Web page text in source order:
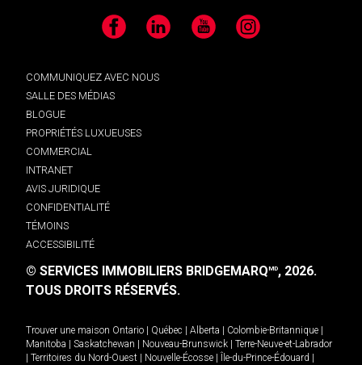
Facebook LinkedIn YouTube Instagram
COMMUNIQUEZ AVEC NOUS
SALLE DES MÉDIAS
BLOGUE
PROPRIÉTÉS LUXUEUSES
COMMERCIAL
INTRANET
AVIS JURIDIQUE
CONFIDENTIALITÉ
TÉMOINS
ACCESSIBILITÉ
© SERVICES IMMOBILIERS BRIDGEMARQMD, 2026.
TOUS DROITS RÉSERVÉS.
Trouver une maison Ontario Québec Alberta Colombie-Britannique
Manitoba
Saskatchewan Nouveau-Brunswick
Terre-Neuve-et-Labrador
Territoires du Nord-Ouest Nouvelle-Écosse Île-du-Prince-Édouard